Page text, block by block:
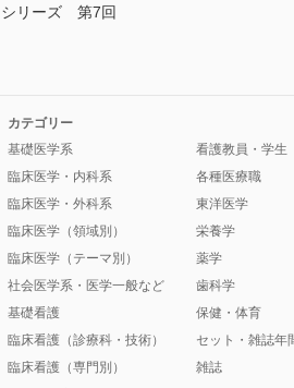
シリーズ 第7回
カテゴリー
基礎医学系
臨床医学・内科系
臨床医学・外科系
臨床医学（領域別）
臨床医学（テーマ別）
社会医学系・医学一般など
基礎看護
臨床看護（診療科・技術）
臨床看護（専門別）
看護教員・学生
各種医療職
東洋医学
栄養学
薬学
歯科学
保健・体育
セット・雑誌年
雑誌